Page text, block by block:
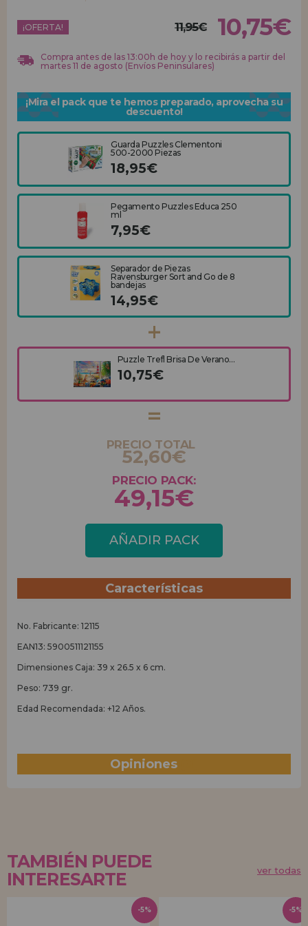
REGISTRO DISTRIBUIDOR
¡OFERTA! 11,95€ 10,75€
Compra antes de las 13:00h de hoy y lo recibirás a partir del
martes 11 de agosto (Envíos Peninsulares)
¡Mira el pack que te hemos preparado, aprovecha su
descuento!
Guarda Puzzles Clementoni
500-2000 Piezas
18,95€
Pegamento Puzzles Educa 250
ml
7,95€
Separador de Piezas
Ravensburger Sort and Go de 8
bandejas
14,95€
Puzzle Trefl Brisa De Verano...
10,75€
PRECIO TOTAL
52,60€
PRECIO PACK:
49,15€
AÑADIR PACK
Características
No. Fabricante: 12115
EAN13: 5900511121155
Dimensiones Caja: 39 x 26.5 x 6 cm.
Peso: 739 gr.
Edad Recomendada: +12 Años.
Opiniones
TAMBIÉN PUEDE
INTERESARTE
ver todas
-5% -5%